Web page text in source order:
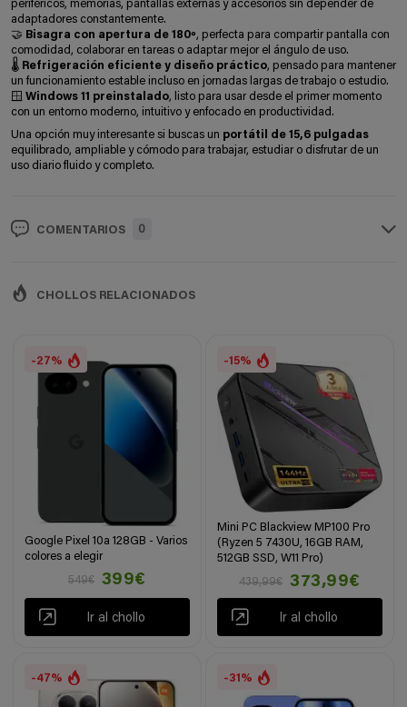
periféricos, memorias, pantallas externas y accesorios sin depender de
adaptadores constantemente.
🤝 Bisagra con apertura de 180º, perfecta para compartir pantalla con
comodidad, colaborar en tareas o adaptar mejor el ángulo de uso.
🌡️ Refrigeración eficiente y diseño práctico, pensado para mantener
un funcionamiento estable incluso en jornadas largas de trabajo o estudio.
🪟 Windows 11 preinstalado, listo para usar desde el primer momento
con un entorno moderno, intuitivo y enfocado en productividad.
Una opción muy interesante si buscas un portátil de 15,6 pulgadas
equilibrado, ampliable y cómodo para trabajar, estudiar o disfrutar de un
uso diario fluido y completo.
COMENTARIOS 0
CHOLLOS RELACIONADOS
-27%
Google Pixel 10a 128GB - Varios
colores a elegir
549€
399€
Ir al chollo
-15%
Mini PC Blackview MP100 Pro
(Ryzen 5 7430U, 16GB RAM,
512GB SSD, W11 Pro)
439,99€
373,99€
Ir al chollo
-47% -31%